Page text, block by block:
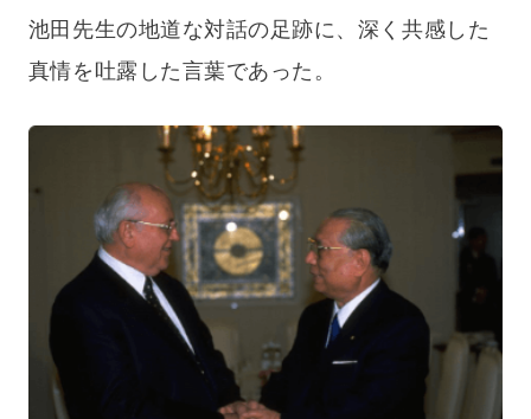
池田先生の地道な対話の足跡に、深く共感した
真情を吐露した言葉であった。